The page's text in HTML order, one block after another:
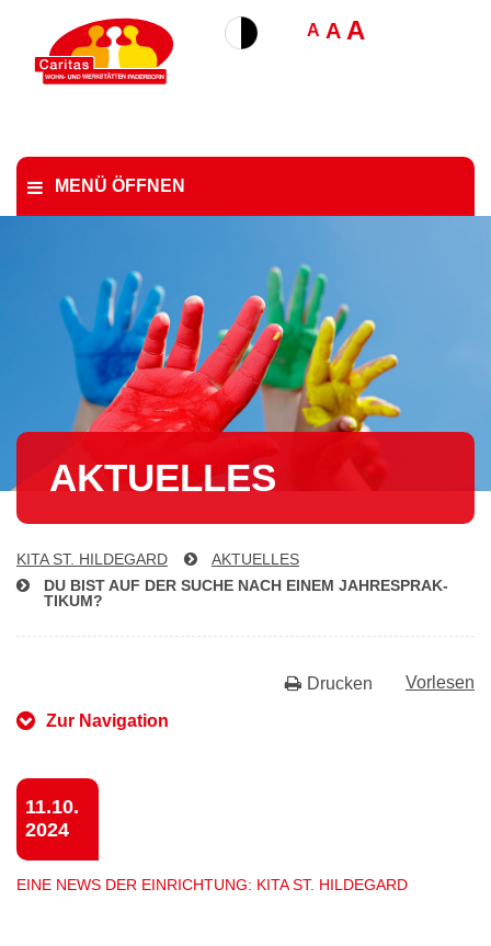
A A A
MENÜ ÖFFNEN
AKTUELLES
KITA ST. HILDEGARD
AKTUELLES
DU BIST AUF DER SUCHE NACH EINEM JAH­RESPRAK­
TI­KUM?
Vorlesen
Drucken
Zur Navigation
11.10.
2024
EINE NEWS DER EINRICHTUNG: KITA ST. HILDEGARD